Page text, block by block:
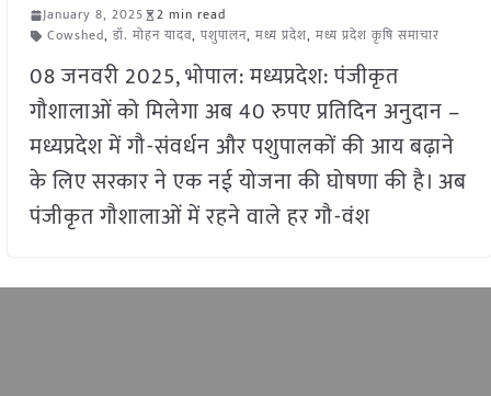
January 8, 2025
2 min read
Cowshed, डॉ. मोहन यादव, पशुपालन, मध्य प्रदेश, मध्य प्रदेश कृषि समाचार
08 जनवरी 2025, भोपाल: मध्यप्रदेश: पंजीकृत
गौशालाओं को मिलेगा अब 40 रुपए प्रतिदिन अनुदान –
मध्यप्रदेश में गौ-संवर्धन और पशुपालकों की आय बढ़ाने
के लिए सरकार ने एक नई योजना की घोषणा की है। अब
पंजीकृत गौशालाओं में रहने वाले हर गौ-वंश